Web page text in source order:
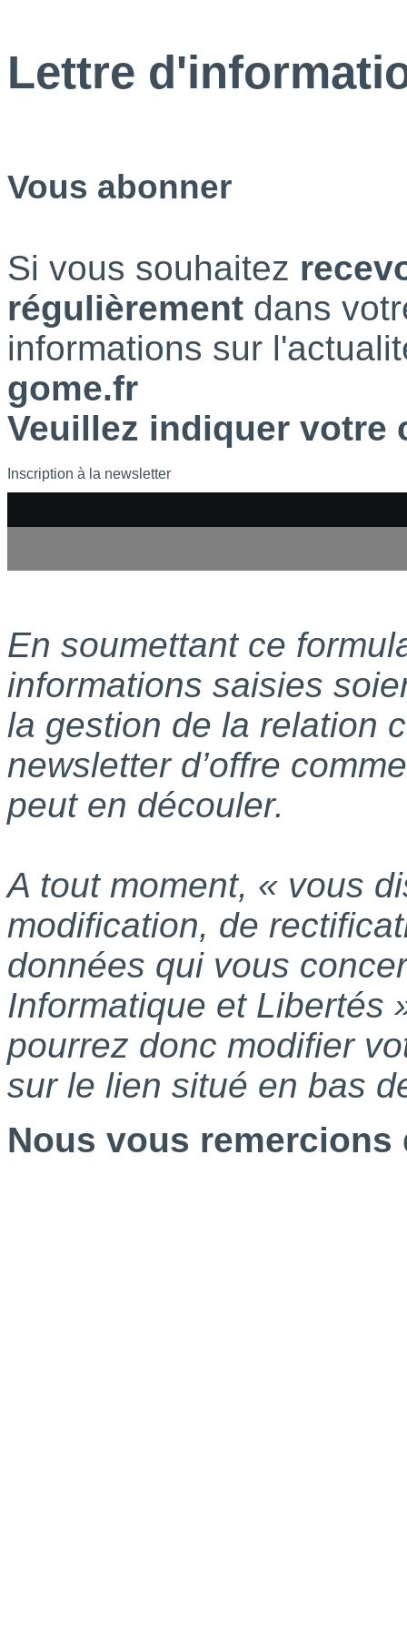
Lettre
Vous abonner
Si vous souhaitez
régulièrement dans
informations sur
gome.fr
Veuillez indiquer votre
Inscription à la newsletter
En soumettant ce
informations saisies
la gestion de la relation
newsletter d’offre
peut en découler.
A tout moment, « vous
modification, de
données qui vous
Informatique et Libertés
pourrez donc modifier
sur le lien situé en bas
Nous vous